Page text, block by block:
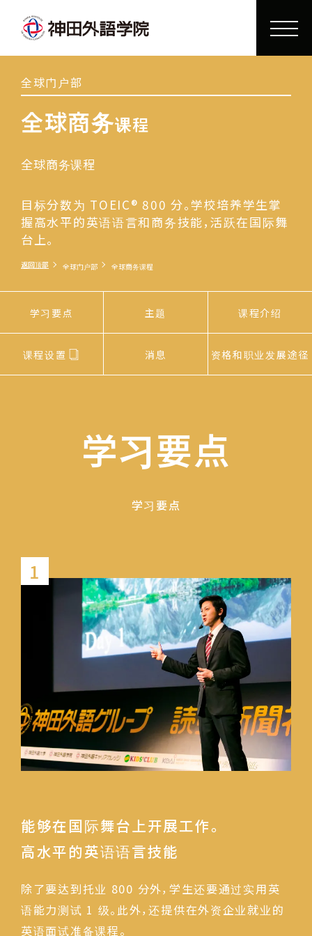
全球门户部
全球商务课程
全球商务课程
目标分数为 TOEIC® 800 分。学校培养学生掌
握高水平的英语语言和商务技能，活跃在国际舞
台上。
返回顶部 全球门户部 全球商务课程
学习要点 主题 课程介绍
课程设置 消息 资格和职业发展途径
学习要点
学习要点
1
能够在国际舞台上开展工作。
高水平的英语语言技能
除了要达到托业 800 分外，学生还要通过实用英
语能力测试 1 级。此外，还提供在外资企业就业的
英语面试准备课程。